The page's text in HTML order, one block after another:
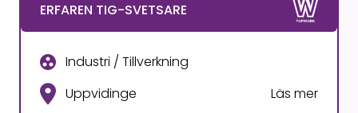
ERFAREN TIG-SVETSARE
Industri / Tillverkning
Uppvidinge
Läs mer